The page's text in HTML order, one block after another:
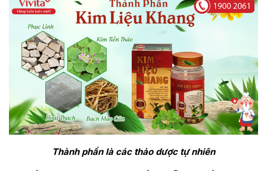
Thành phần là các thảo dược tự nhiên